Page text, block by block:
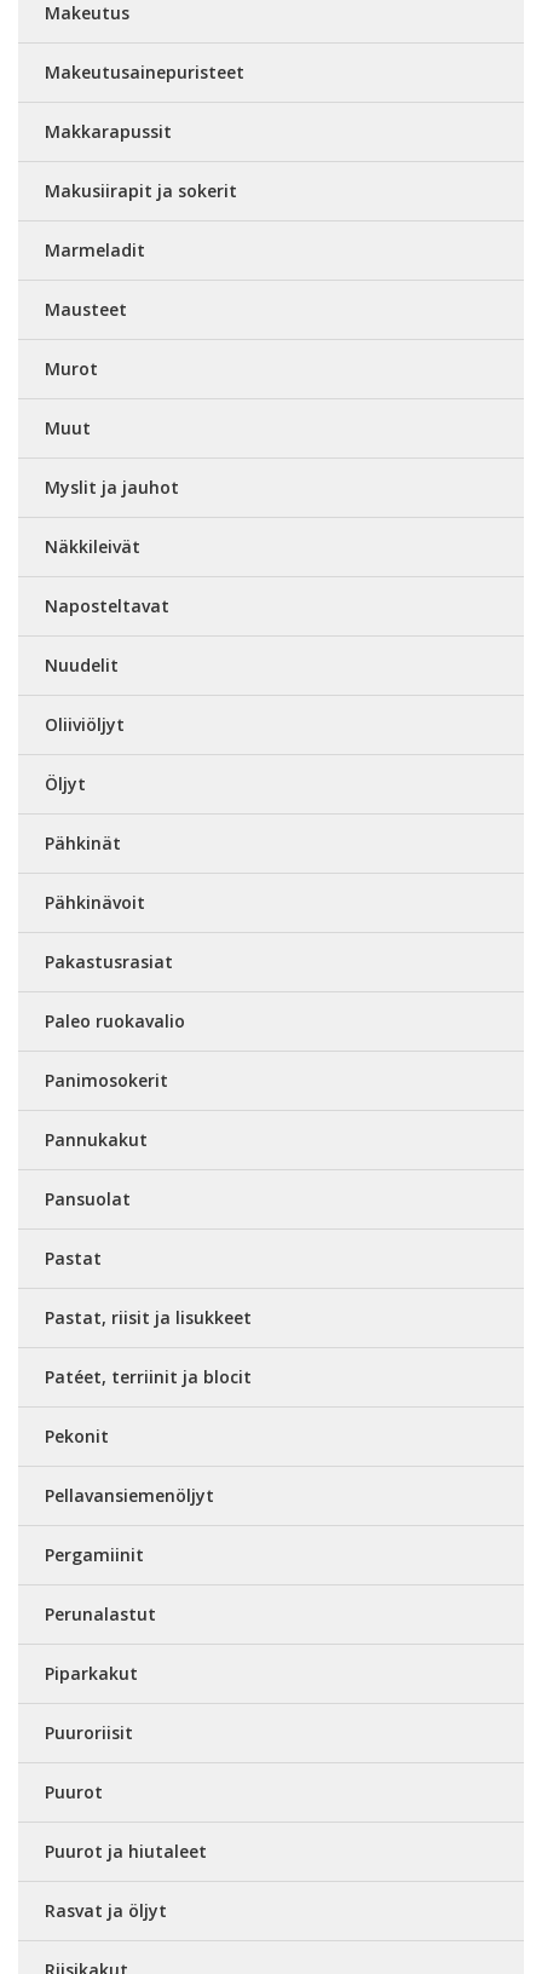
Makeutus
Makeutusainepuristeet
Makkarapussit
Makusiirapit ja sokerit
Marmeladit
Mausteet
Murot
Muut
Myslit ja jauhot
Näkkileivät
Naposteltavat
Nuudelit
Oliiviöljyt
Öljyt
Pähkinät
Pähkinävoit
Pakastusrasiat
Paleo ruokavalio
Panimosokerit
Pannukakut
Pansuolat
Pastat
Pastat, riisit ja lisukkeet
Patéet, terriinit ja blocit
Pekonit
Pellavansiemenöljyt
Pergamiinit
Perunalastut
Piparkakut
Puuroriisit
Puurot
Puurot ja hiutaleet
Rasvat ja öljyt